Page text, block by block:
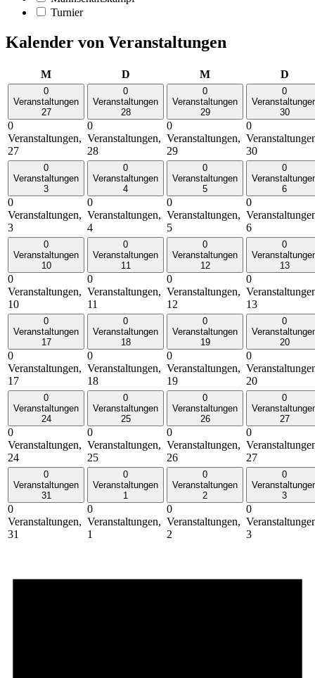
Turnier
Kalender von Veranstaltungen
MMontag DDienstag MMittwoch D
0
Veranstaltungen
27
0
Veranstaltungen,
27
0
Veranstaltungen
28
0
Veranstaltungen,
28
0
Veranstaltungen
29
0
Veranstaltungen,
29
0
30
0
30
0
Veranstaltungen
3
0
Veranstaltungen,
3
0
Veranstaltungen
4
0
Veranstaltungen,
4
0
Veranstaltungen
5
0
Veranstaltungen,
5
0
6
0
6
0
Veranstaltungen
10
0
Veranstaltungen,
10
0
Veranstaltungen
11
0
Veranstaltungen,
11
0
Veranstaltungen
12
0
Veranstaltungen,
12
0
13
0
13
0
Veranstaltungen
17
0
Veranstaltungen,
17
0
Veranstaltungen
18
0
Veranstaltungen,
18
0
Veranstaltungen
19
0
Veranstaltungen,
19
0
20
0
20
0
Veranstaltungen
24
0
Veranstaltungen,
24
0
Veranstaltungen
25
0
Veranstaltungen,
25
0
Veranstaltungen
26
0
Veranstaltungen,
26
0
27
0
27
0
Veranstaltungen
31
0
Veranstaltungen,
31
0
Veranstaltungen
1
0
Veranstaltungen,
1
0
Veranstaltungen
2
0
Veranstaltungen,
2
0
3
0
3